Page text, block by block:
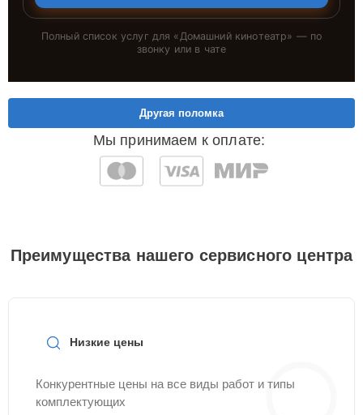
Полный список услуг для «Домашний кинотеатр» — по
звонку или в чате
Мы принимаем к оплате:
Другая поломка
Преимущества нашего сервисного центра
Низкие цены
Конкурентные цены на все виды работ и типы
комплектующих